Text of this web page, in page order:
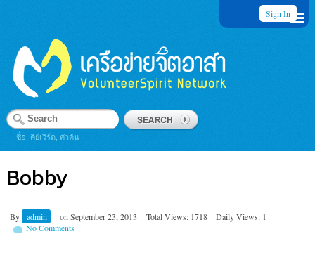
Sign In
ชื่อ, คีย์เวิร์ด, คำค้น
Bobby
By admin on September 23, 2013 Total Views: 1718
Daily Views: 1
No Comments